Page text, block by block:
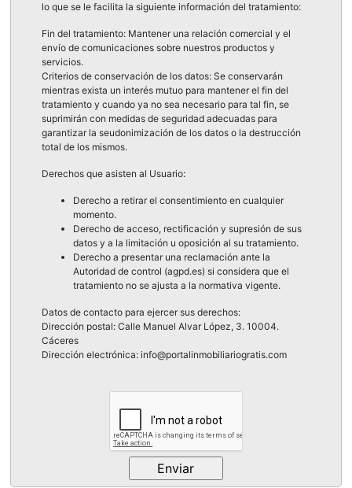
lo que se le facilita la siguiente información del tratamiento:
Fin del tratamiento: Mantener una relación comercial y el
envío de comunicaciones sobre nuestros productos y
servicios.
Criterios de conservación de los datos: Se conservarán
mientras exista un interés mutuo para mantener el fin del
tratamiento y cuando ya no sea necesario para tal fin, se
suprimirán con medidas de seguridad adecuadas para
garantizar la seudonimización de los datos o la destrucción
total de los mismos.
Derechos que asisten al Usuario:
Derecho a retirar el consentimiento en cualquier
momento.
Derecho de acceso, rectificación y supresión de sus
datos y a la limitación u oposición al su tratamiento.
Derecho a presentar una reclamación ante la
Autoridad de control (agpd.es) si considera que el
tratamiento no se ajusta a la normativa vigente.
Datos de contacto para ejercer sus derechos:
Dirección postal: Calle Manuel Alvar López, 3. 10004.
Cáceres
Dirección electrónica: info@portalinmobiliariogratis.com